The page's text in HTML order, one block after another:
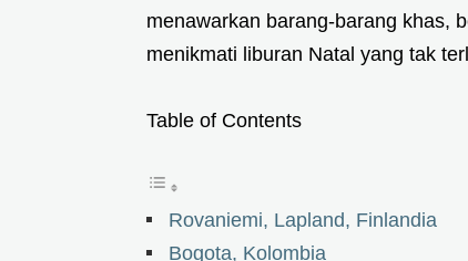
menawarkan barang-barang khas,
menikmati liburan Natal yang tak
Table of Contents
Rovaniemi, Lapland, Finlandia
Bogota, Kolombia